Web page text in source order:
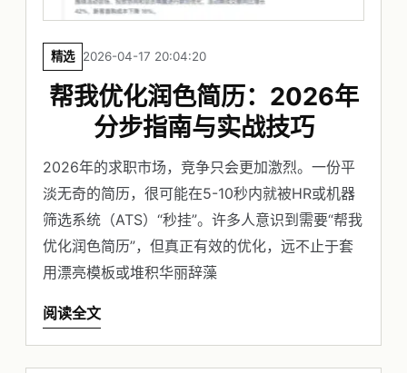
精选 2026-04-17 20:04:20
帮我优化润色简历：2026年
分步指南与实战技巧
2026年的求职市场，竞争只会更加激烈。一份平
淡无奇的简历，很可能在5-10秒内就被HR或机器
筛选系统（ATS）“秒挂”。许多人意识到需要“帮我
优化润色简历”，但真正有效的优化，远不止于套
用漂亮模板或堆积华丽辞藻
阅读全文